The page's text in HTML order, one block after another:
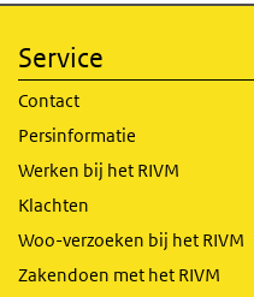
Service
Contact
Persinformatie
Werken bij het RIVM
Klachten
Woo-verzoeken bij het RIVM
Zakendoen met het RIVM